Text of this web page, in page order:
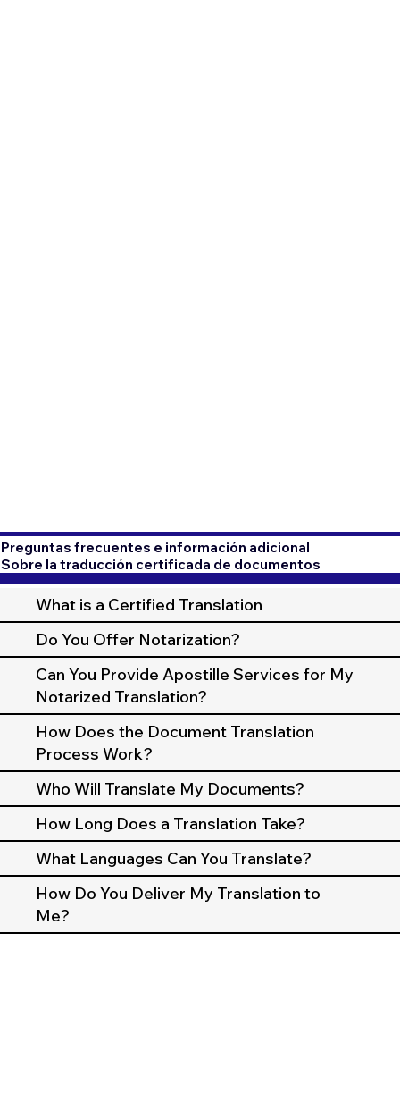
Preguntas frecuentes e información adicional
Sobre la traducción certificada de documentos
What is a Certified Translation
Do You Offer Notarization?
Can You Provide Apostille Services for My
Notarized Translation?
How Does the Document Translation
Process Work?
Who Will Translate My Documents?
How Long Does a Translation Take?
What Languages Can You Translate?
How Do You Deliver My Translation to
Me?